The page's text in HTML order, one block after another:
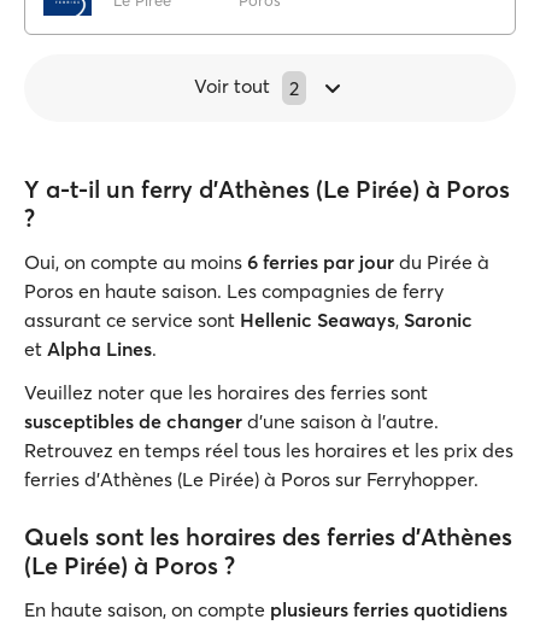
Voir tout 2
Y a-t-il un ferry d'Athènes (Le Pirée) à Poros
?
Oui, on compte au moins 6 ferries par jour du Pirée à
Poros en haute saison. Les compagnies de ferry
assurant ce service sont Hellenic Seaways, Saronic
et Alpha Lines.
Veuillez noter que les horaires des ferries sont
susceptibles de changer d'une saison à l'autre.
Retrouvez en temps réel tous les horaires et les prix des
ferries d'Athènes (Le Pirée) à Poros sur Ferryhopper.
Quels sont les horaires des ferries d'Athènes
(Le Pirée) à Poros ?
En haute saison, on compte plusieurs ferries quotidiens